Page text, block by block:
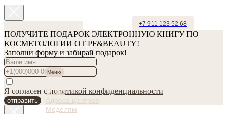
+7 911 123 52 68
Забирай электронную книгу по
косметологии в подарок!
ПОЛУЧИТЕ ПОДАРОК ЭЛЕКТРОННУЮ КНИГУ ПО
КОСМЕТОЛОГИИ ОТ PF&BEAUTY!
Заполни форму и забирай подарок!
Я согласен сполитикой конфиденциальности
отправить
Меню
О нас
Адреса центров
Моделям